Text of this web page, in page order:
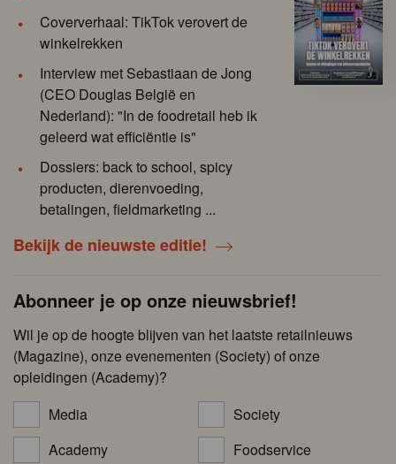
Coververhaal: TikTok verovert de
winkelrekken
Interview met Sebastiaan de Jong
(CEO Douglas België en
Nederland): "In de foodretail heb ik
geleerd wat efficiëntie is"
Dossiers: back to school, spicy
producten, dierenvoeding,
betalingen, fieldmarketing ...
Bekijk de nieuwste editie!
Abonneer je op onze nieuwsbrief!
Wil je op de hoogte blijven van het laatste retailnieuws
(Magazine), onze evenementen (Society) of onze
opleidingen (Academy)?
Media
Society
Academy
Foodservice